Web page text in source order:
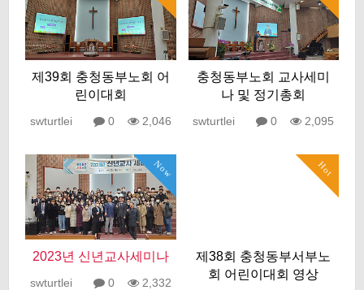
제39회 충청동부노회 어
린이대회
swturtlei 0 2,046
충청동부노회 교사세미
나 및 정기총회
swturtlei 0 2,095
Now
2023년 신년교사세미나
swturtlei 0 2,332
Hot
제38회 충청동부서부노
회 어린이대회 영상